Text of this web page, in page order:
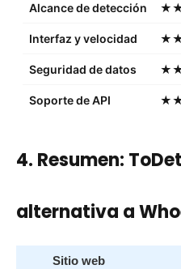
Alcance de detección
Interfaz y velocidad
Seguridad de datos
Soporte de API
4. Resumen:
alternativa a
Sitio web